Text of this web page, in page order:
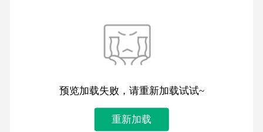
预览加载失败，请重新加载试试~
重新加载